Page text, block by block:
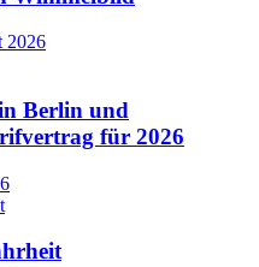
2026
Berlin und
für 2026